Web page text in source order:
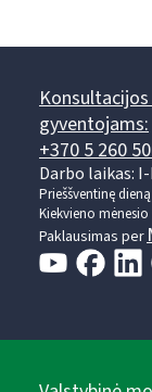
gyventojams:
+370 5 260
Darbo laikas: I-
Prieššventinę
Kiekvieno
Paklausimas per